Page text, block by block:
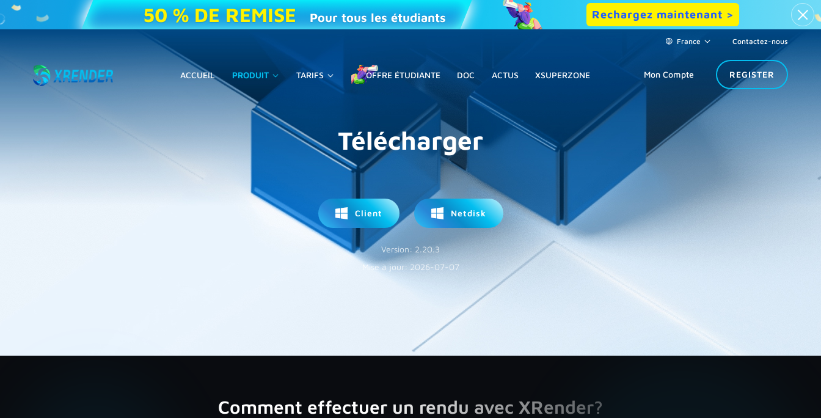
50 % DE REMISE Pour tous les étudiants Rechargez maintenant >
ACCUEIL PRODUIT TARIFS OFFRE ÉTUDIANTE DOC ACTUS XSUPERZONE
France Contactez-nous
Mon Compte REGISTER
Télécharger
Client Netdisk
Version: 2.20.3
Mise à jour: 2026-07-07
Comment effectuer un rendu avec XRender?